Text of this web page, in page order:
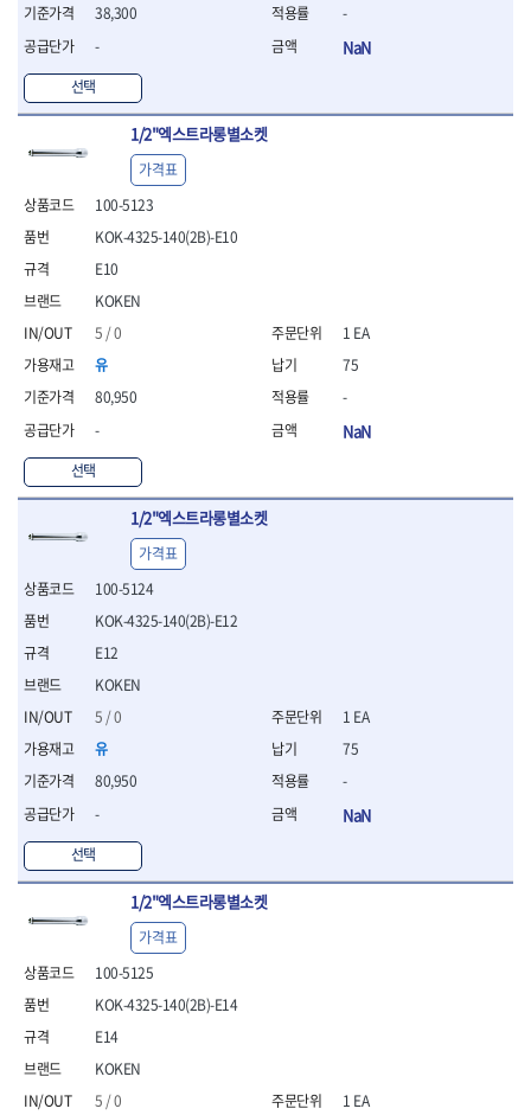
- 미니라쳇세트
- 라쳇스패너
- 스피드렌치
- 모터렌치
- 함마스패너
절연.전설.방폭공구
- 절연연결대
- 절연드라이버
- 절연스패너
- 절연소켓
- 절연별소켓
- 절연별비트소켓
- 절연렌치
- 절연토크렌치
- 절연콤비네이션렌치
- 절연링렌치
- 절연플라이어
- 절연전공칼
- 절연안전모
- 절연매트
- 방폭라쳇핸들
- 방폭콤비네이션렌치
- 방폭함마스패너
- 절연별드라이버
- 절연드라이버세트
- 스트리퍼
- 라쳇케이블커터
- 자동스트리퍼
- 케이블스트리퍼
- 핀셋
- 절연비트홀다
- 절연비트홀다드라이버
- 방폭망치
- 절연L렌치
38,300
-
선택
-
NaN
1/2"엑스트라롱별소켓
100-5123
KOKEN
5 / 0
유
80,950
-
선택
KOK-4325-140(2B)-E10
E10
가격표
1 EA
75
-
NaN
1/2"엑스트라롱별소켓
100-5124
KOKEN
5 / 0
유
80,950
-
선택
KOK-4325-140(2B)-E12
E12
가격표
1 EA
75
-
NaN
1/2"엑스트라롱별소켓
100-5125
KOKEN
5 / 0
KOK-4325-140(2B)-E14
E14
가격표
1 EA